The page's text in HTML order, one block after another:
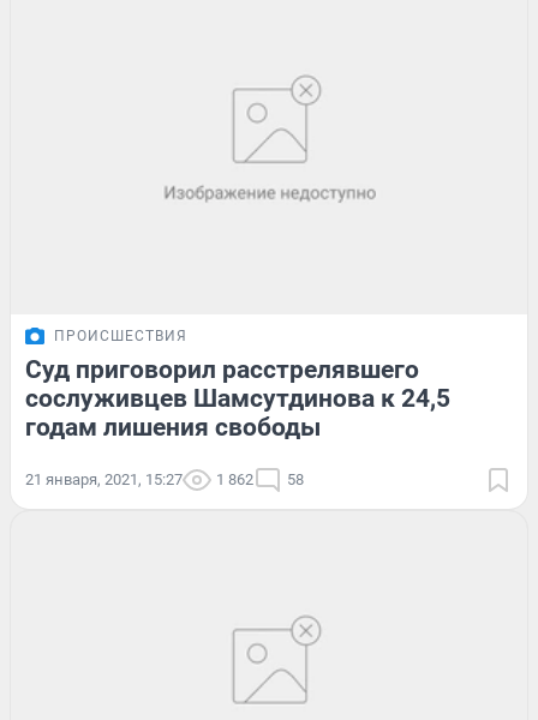
ПРОИСШЕСТВИЯ
Суд приговорил расстрелявшего
сослуживцев Шамсутдинова к 24,5
годам лишения свободы
21 января, 2021, 15:27 1 862 58